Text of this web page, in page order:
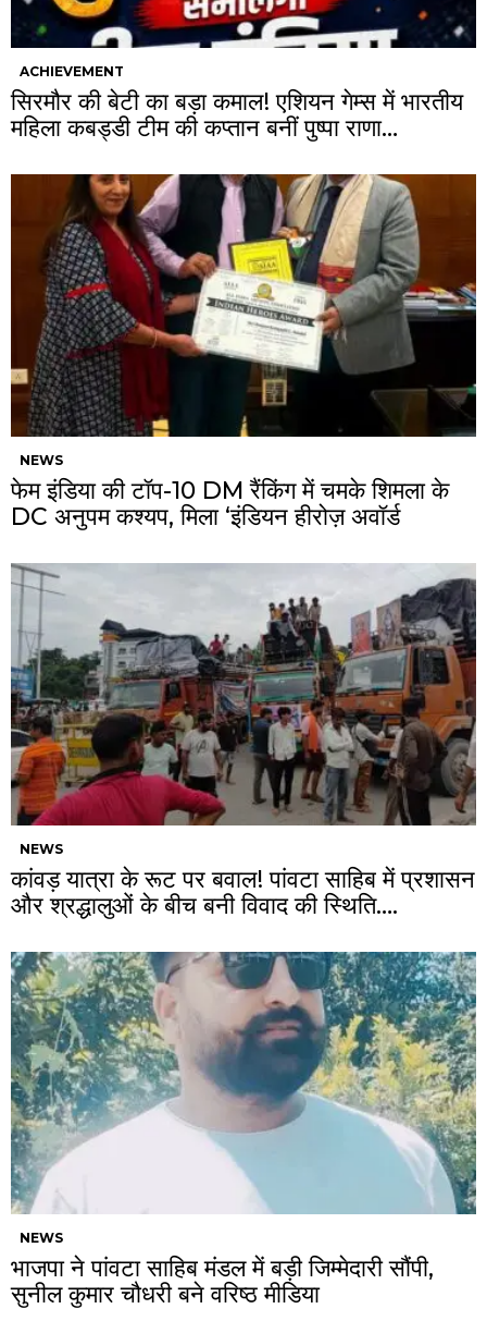
ACHIEVEMENT
सिरमौर की बेटी का बड़ा कमाल! एशियन गेम्स में भारतीय
महिला कबड्डी टीम की कप्तान बनीं पुष्पा राणा…
NEWS
फेम इंडिया की टॉप-10 DM रैंकिंग में चमके शिमला के
DC अनुपम कश्यप, मिला ‘इंडियन हीरोज़ अवॉर्ड
NEWS
कांवड़ यात्रा के रूट पर बवाल! पांवटा साहिब में प्रशासन
और श्रद्धालुओं के बीच बनी विवाद की स्थिति….
NEWS
भाजपा ने पांवटा साहिब मंडल में बड़ी जिम्मेदारी सौंपी,
सुनील कुमार चौधरी बने वरिष्ठ मीडिया